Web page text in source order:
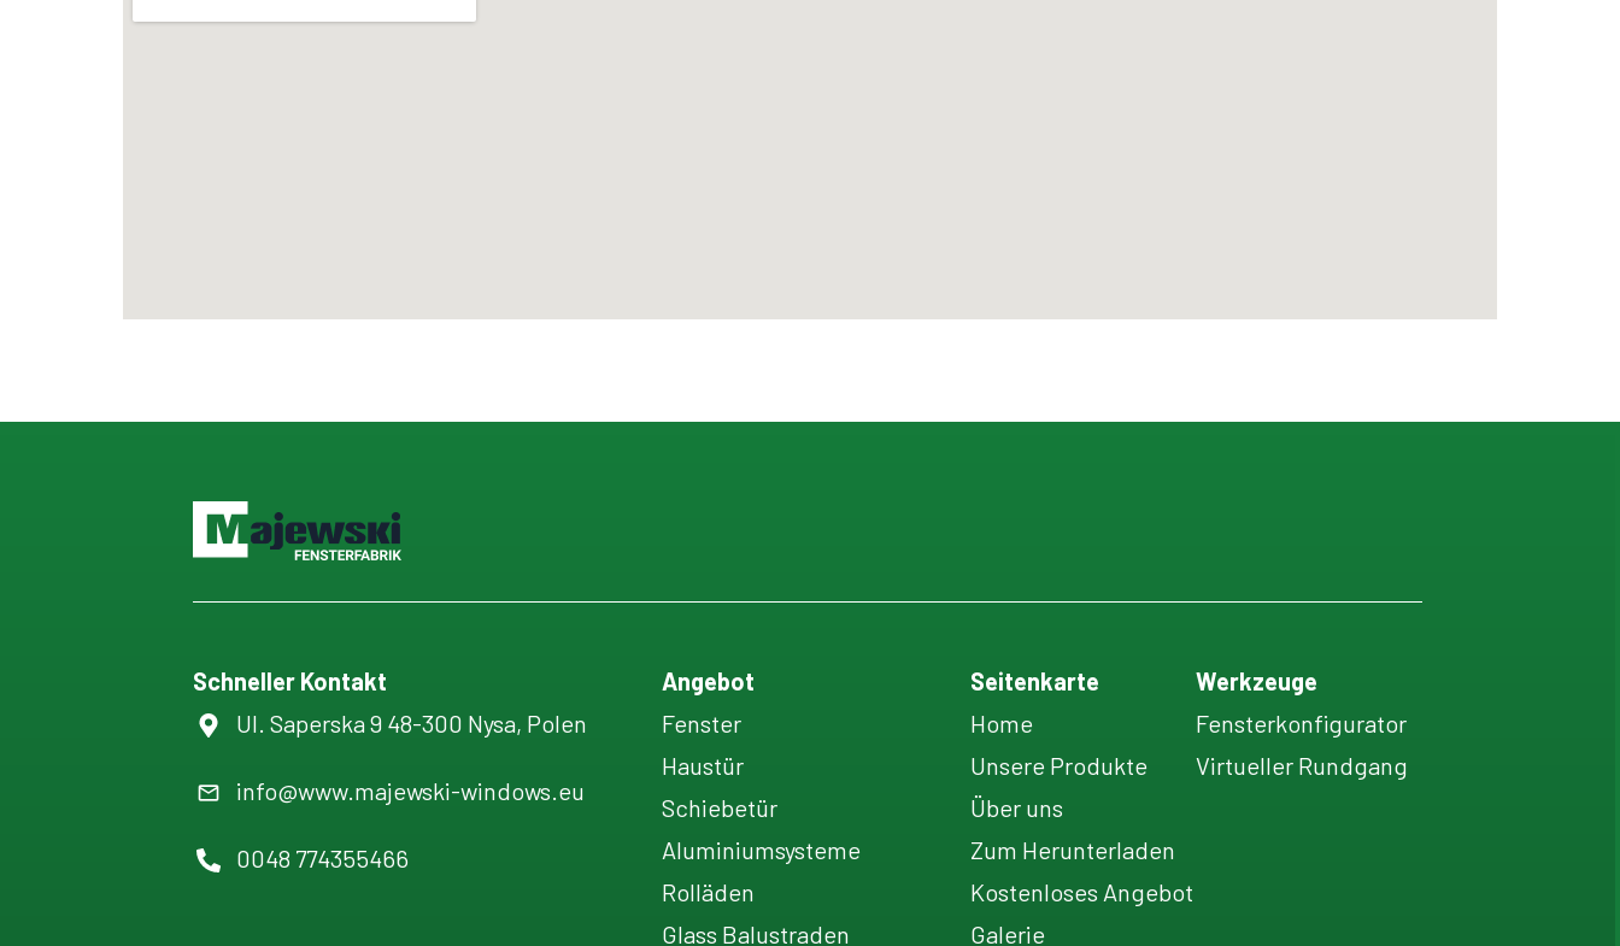
Schneller Kontakt
Ul. Saperska 9 48-300 Nysa, Polen
info@www.majewski-windows.eu
0048 774355466
Angebot
Fenster
Haustür
Schiebetür
Aluminiumsysteme
Rolläden
Glass Balustraden
Seitenkarte
Home
Unsere Produkte
Über uns
Zum Herunterladen
Kostenloses Angebot
Galerie
Werkzeuge
Fensterkonfigurator
Virtueller Rundgang